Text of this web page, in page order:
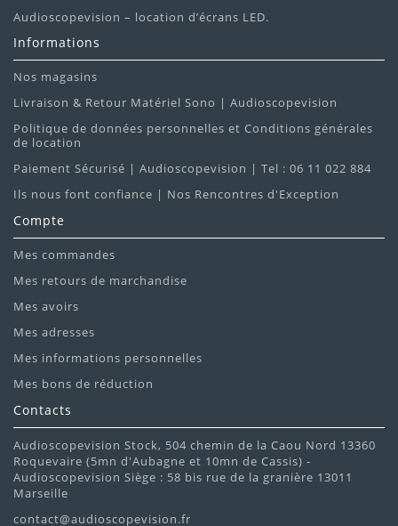
Audioscopevision – location d’écrans LED.
Informations
Nos magasins
Livraison & Retour Matériel Sono | Audioscopevision
Politique de données personnelles et Conditions générales
de location
Paiement Sécurisé | Audioscopevision | Tel : 06 11 022 884
Ils nous font confiance | Nos Rencontres d'Exception
Compte
Mes commandes
Mes retours de marchandise
Mes avoirs
Mes adresses
Mes informations personnelles
Mes bons de réduction
Contacts
Audioscopevision Stock, 504 chemin de la Caou Nord 13360
Roquevaire (5mn d'Aubagne et 10mn de Cassis) -
Audioscopevision Siège : 58 bis rue de la granière 13011
Marseille
contact@audioscopevision.fr